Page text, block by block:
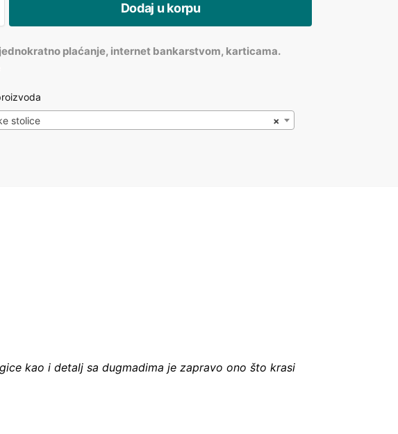
Dodaj u korpu
plaćanje, internet bankarstvom, karticama.
×
stolice
kao i detalj sa dugmadima je zapravo ono što krasi